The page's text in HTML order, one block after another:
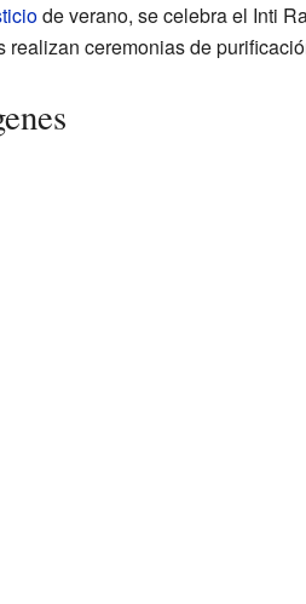
de verano, se celebra el Inti
realizan ceremonias de